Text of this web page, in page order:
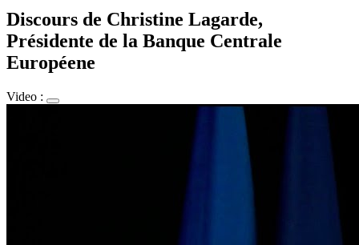
Discours de Christine Lagarde,
Présidente de la Banque Centrale
Européene
Video :